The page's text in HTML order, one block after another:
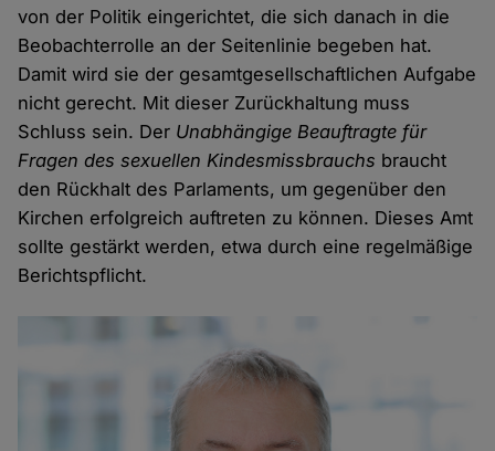
von der Politik eingerichtet, die sich danach in die
Beobachterrolle an der Seitenlinie begeben hat.
Damit wird sie der gesamtgesellschaftlichen Aufgabe
nicht gerecht. Mit dieser Zurückhaltung muss
Schluss sein. Der Unabhängige Beauftragte für
Fragen des sexuellen Kindesmissbrauchs braucht
den Rückhalt des Parlaments, um gegenüber den
Kirchen erfolgreich auftreten zu können. Dieses Amt
sollte gestärkt werden, etwa durch eine regelmäßige
Berichtspflicht.